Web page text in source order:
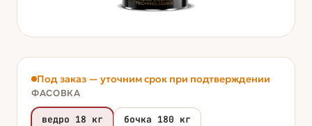
Под заказ — уточним срок при подтверждении
ФАСОВКА
ведро 18 кг бочка 180 кг